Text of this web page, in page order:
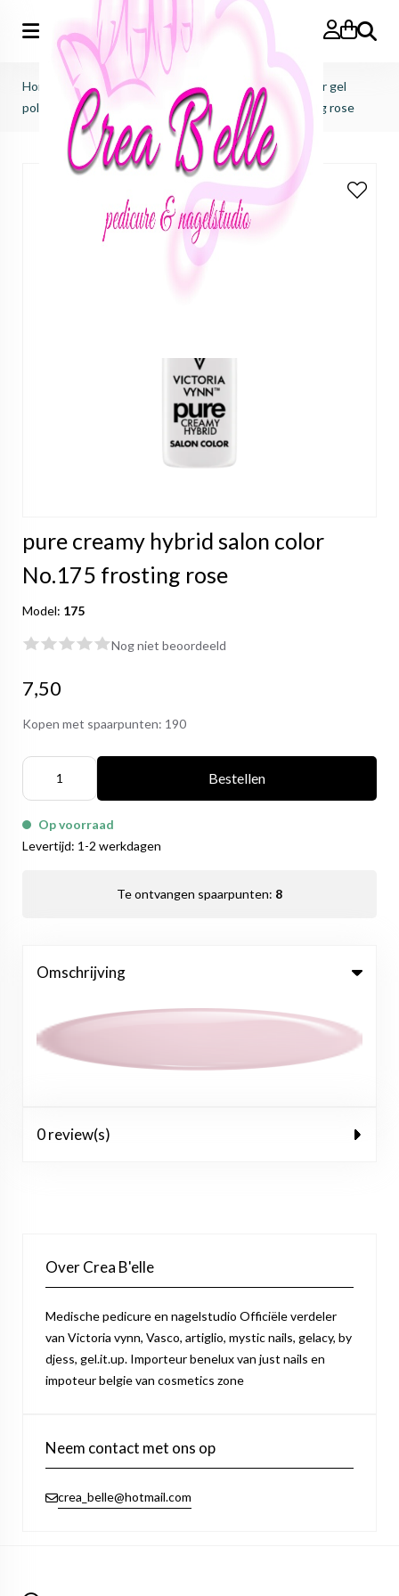
Zoeken
Home Victoria Vynn>
Pure creamy hybrid salon color gel
polish
pure creamy hybrid salon color No.175 frosting rose
pure creamy hybrid salon color
No.175 frosting rose
Model: 175
Nog niet beoordeeld
7,50
Kopen met spaarpunten: 190
Bestellen
Op voorraad
Levertijd: 1-2 werkdagen
Te ontvangen spaarpunten: 8
Omschrijving
0 review(s)
Over Crea B'elle
Medische pedicure en nagelstudio Officiële verdeler
van Victoria vynn, Vasco, artiglio, mystic nails, gelacy, by
djess, gel.it.up. Importeur benelux van just nails en
impoteur belgie van cosmetics zone
Neem contact met ons op
crea_belle@hotmail.com